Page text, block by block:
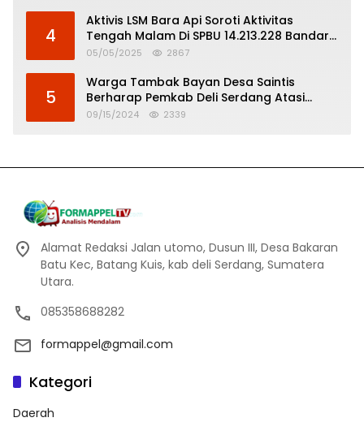
4
Aktivis LSM Bara Api Soroti Aktivitas
Tengah Malam Di SPBU 14.213.228 Bandar
Tinggi
05/05/2025 2867
5
Warga Tambak Bayan Desa Saintis
Berharap Pemkab Deli Serdang Atasi
Banjir
09/15/2024 2339
Alamat Redaksi Jalan utomo, Dusun III, Desa Bakaran
Batu Kec, Batang Kuis, kab deli Serdang, Sumatera
Utara.
085358688282
formappel@gmail.com
Kategori
Daerah